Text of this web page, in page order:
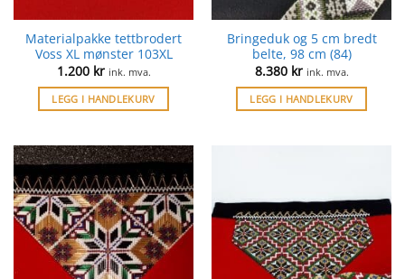
Materialpakke tettbrodert
Voss XL mønster 103XL
1.200 kr ink. mva.
LEGG I HANDLEKURV
Bringeduk og 5 cm bredt
belte, 98 cm (84)
8.380 kr ink. mva.
LEGG I HANDLEKURV